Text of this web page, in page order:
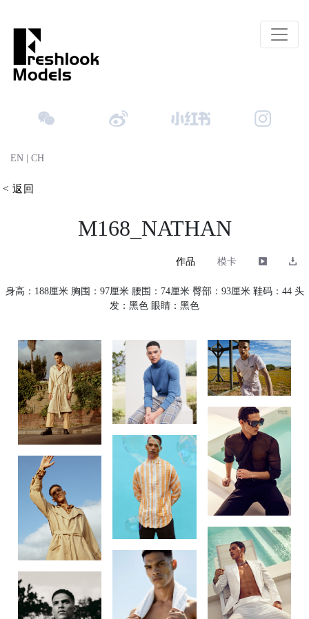
EN | CH
< 返回
M168_NATHAN
作品 模卡
身高：188厘米 胸围：97厘米 腰围：74厘米 臀部：93厘米 鞋码：44 头
发：黑色 眼睛：黑色